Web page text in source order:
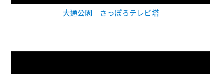
大通公園 さっぽろテレビ塔